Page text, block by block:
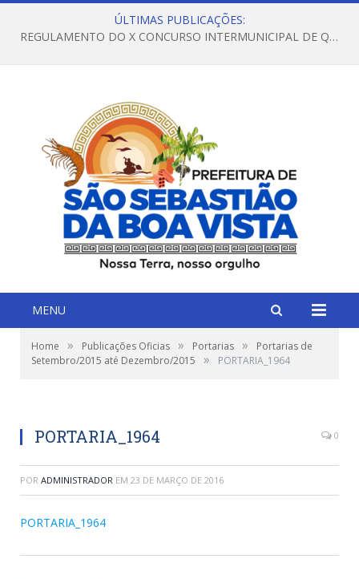
ÚLTIMAS PUBLICAÇÕES:
REGULAMENTO DO X CONCURSO INTERMUNICIPAL DE QUADRILHAS JUNINAS – 2026 – ARRAIÁ DA VENEZA
MENU
Home » Publicações Oficias » Portarias »
Portarias de
Setembro/2015 até Dezembro/2015
» PORTARIA_1964
PORTARIA_1964 0
POR ADMINISTRADOR EM 23 DE MARÇO DE 2016
PORTARIA_1964